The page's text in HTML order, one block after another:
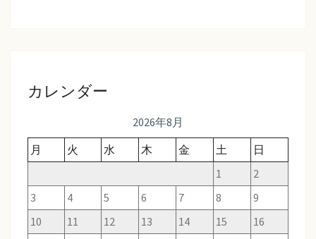
カレンダー
2026年8月
月
火 水 木 金 土
日
1
2
3
4 5 6 7 8
9
10
11 12 13 14 15
16